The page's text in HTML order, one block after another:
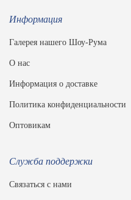
Информация
Галерея нашего Шоу-Рума
О нас
Информация о доставке
Политика конфиденциальности
Оптовикам
Служба поддержки
Связаться с нами